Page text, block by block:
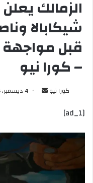
الزمالك
شيكابالا
قبل مواجهة
– كورا نيو
كورا نيو
أرسل 4 ديسمبر، 2024
[ad_1]